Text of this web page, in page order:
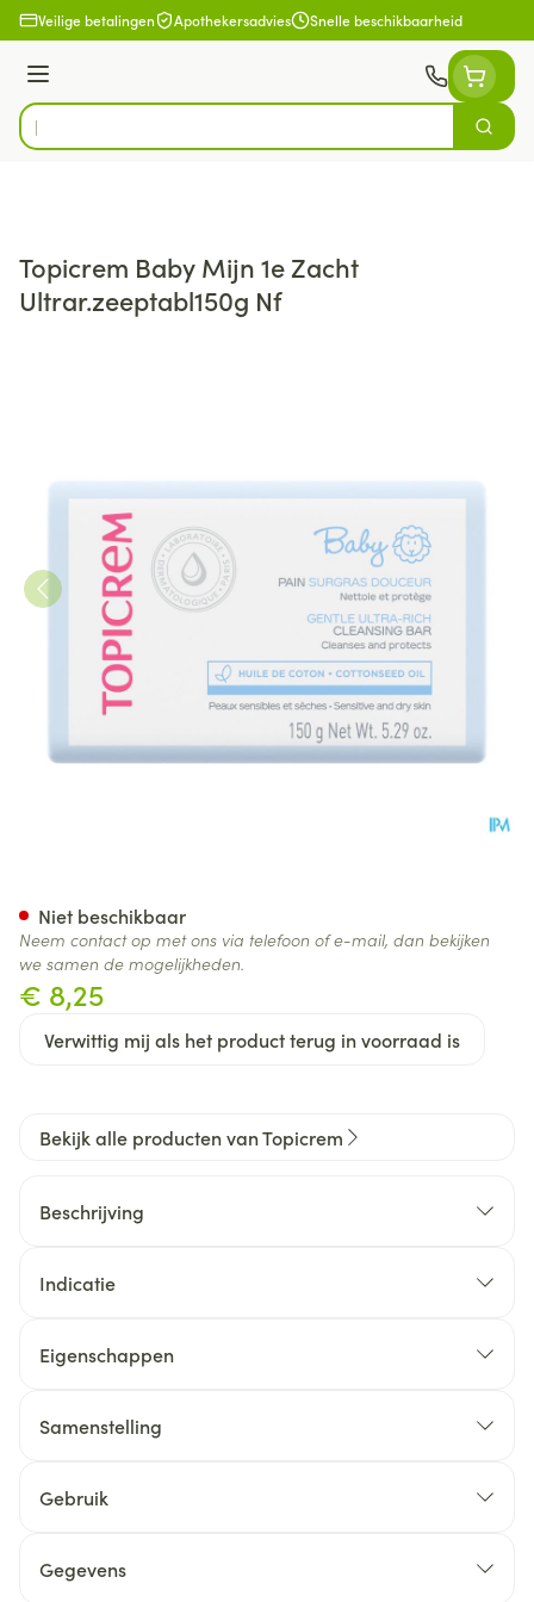
Ga naar de inhoud
Veilige betalingen Apothekersadvies Snelle beschikbaarheid
Menu
Product, merk, categorie...
Zoek
Topicrem Baby Mijn 1e Zacht
Ultrar.zeeptabl150g Nf
€ 8,25
Verwittig mij als het product terug in voorraad is
Niet beschikbaar
Neem contact op met ons via telefoon of e-mail, dan bekijken
we samen de mogelijkheden.
Bekijk alle producten van Topicrem
Beschrijving
Indicatie
Eigenschappen
Samenstelling
Gebruik
Gegevens